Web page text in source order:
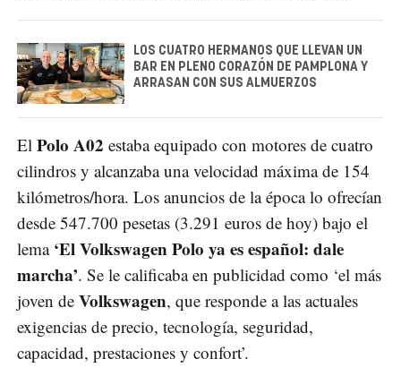
LOS CUATRO HERMANOS QUE LLEVAN UN
BAR EN PLENO CORAZÓN DE PAMPLONA Y
ARRASAN CON SUS ALMUERZOS
El Polo A02 estaba equipado con motores de cuatro
cilindros y alcanzaba una velocidad máxima de 154
kilómetros/hora. Los anuncios de la época lo ofrecían
desde 547.700 pesetas (3.291 euros de hoy) bajo el
lema‘El Volkswagen Polo ya es español: dale
marcha’. Se le calificaba en publicidad como ‘el más
joven de Volkswagen, que responde a las actuales
exigencias de precio, tecnología, seguridad,
capacidad, prestaciones y confort’.